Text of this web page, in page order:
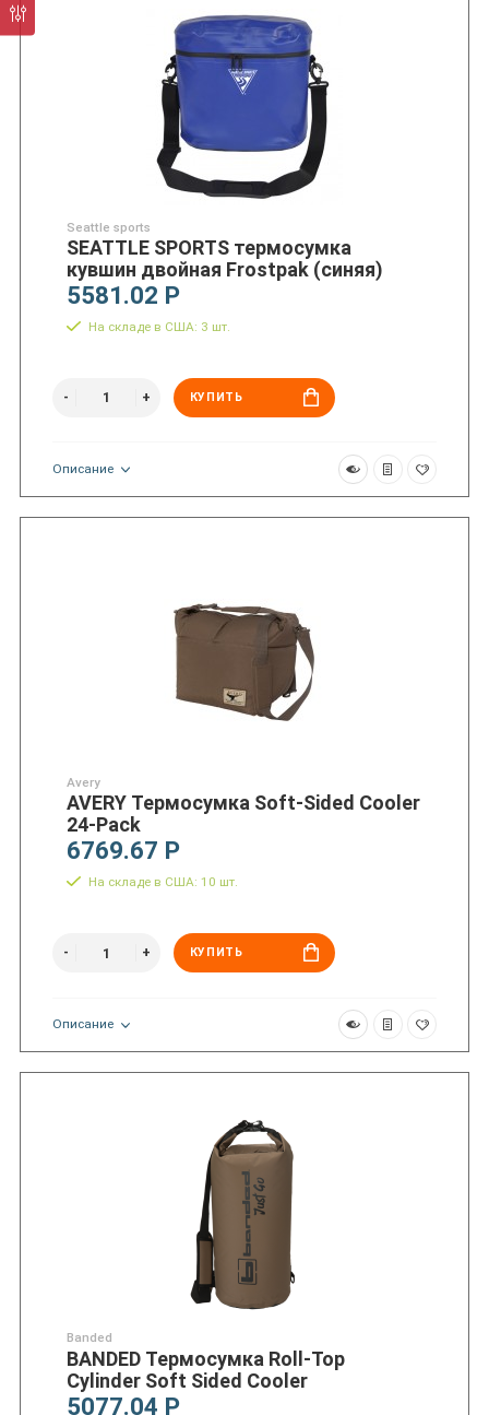
Seattle sports
SEATTLE SPORTS термосумка
кувшин двойная Frostpak (синяя)
5581.02 Р
На складе в США: 3 шт.
КУПИТЬ
Описание
Avery
AVERY Термосумка Soft-Sided Cooler
24-Pack
6769.67 Р
На складе в США: 10 шт.
КУПИТЬ
Описание
Banded
BANDED Термосумка Roll-Top
Cylinder Soft Sided Cooler
5077.04 Р